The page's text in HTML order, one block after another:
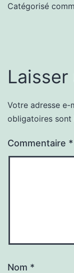
Catégorisé
Votre adresse e-
obligatoires sont
Commentaire *
Nom *